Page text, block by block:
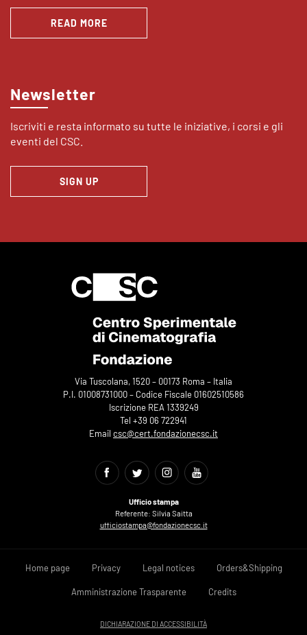
READ MORE
Newsletter
Iscriviti e resta informato su tutte le iniziative, i corsi e gli
eventi del CSC.
SIGN UP
Via Tuscolana, 1520 – 00173 Roma – Italia
P.I. 01008731000 – Codice Fiscale 01602510586
Iscrizione REA 1339249
Tel +39 06 722941
Email csc@cert.fondazionecsc.it
Ufficio stampa
Referente: Silvia Saitta
ufficiostampa@fondazionecsc.it
Home page Privacy Legal notices Orders&Shipping
Amministrazione Trasparente Credits
DICHIARAZIONE DI ACCESSIBILITÀ